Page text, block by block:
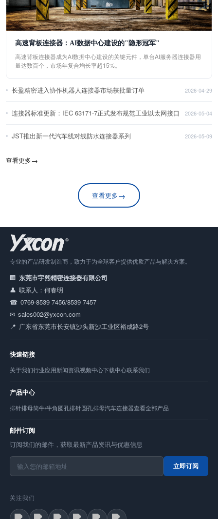
高速背板连接器：AI数据中心建设的"隐形冠军"
高速背板连接器成为AI数据中心建设的关键元件，单台AI服务器连接器用
量达数百个，市场年复合增长率超15%。
长盈精密进入协作机器人连接器市场获批量订单 2026-04-29
连接器标准更新：IEC 63171-7正式发布规范工业以太网接口 2026-05-04
JST推出新一代汽车线对线防水连接器系列 2026-05-09
查看更多→
查看更多→
专业的产品研发制造商，致力于为全球客户提供优质产品与解决方案。
东莞市宇熙精密连接器有限公司
联系人：何春明
0769-8539 7456/8539 7457
sales002@yxcon.com
广东省东莞市长安镇沙头新沙工业区裕成路2号
快速链接
关于我们行业应用新闻资讯视频中心下载中心联系我们
产品中心
排针排母简牛/牛角圆孔排针圆孔排母汽车连接器查看全部产品
邮件订阅
订阅我们的邮件，获取最新产品资讯与优惠信息
立即订阅
关注我们